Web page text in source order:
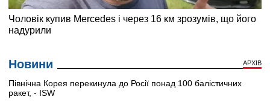
Новини АРХІВ
Північна Корея перекинула до Росії понад 100 балістичних
ракет, - ISW